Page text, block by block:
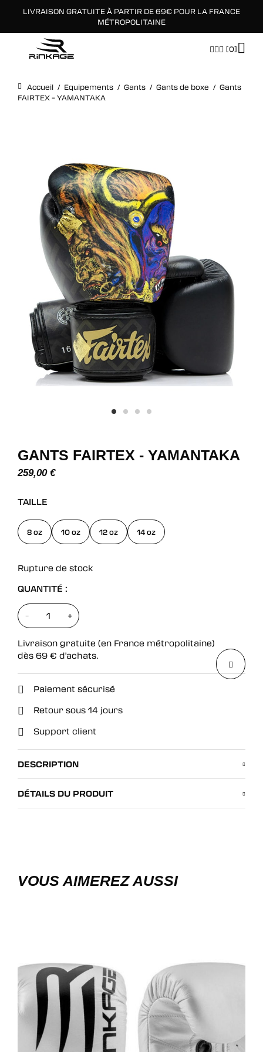
LIVRAISON GRATUITE À PARTIR DE 69€ POUR LA FRANCE
MÉTROPOLITAINE
[0]
Accueil / Equipements / Gants / Gants de boxe / Gants
FAIRTEX – YAMANTAKA
GANTS FAIRTEX - YAMANTAKA
259,00 €
TAILLE
8 oz 10 oz 12 oz 14 oz
Rupture de stock
QUANTITÉ :
- +
Livraison gratuite (en France métropolitaine)
dès 69 € d'achats.
Paiement sécurisé
Retour sous 14 jours
Support client
DESCRIPTION
DÉTAILS DU PRODUIT
VOUS AIMEREZ AUSSI